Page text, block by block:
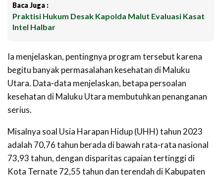
Baca Juga :
Praktisi Hukum Desak Kapolda Malut Evaluasi Kasat
Intel Halbar
Ia menjelaskan, pentingnya program tersebut karena
begitu banyak permasalahan kesehatan di Maluku
Utara. Data-data menjelaskan, betapa persoalan
kesehatan di Maluku Utara membutuhkan penanganan
serius.
Misalnya soal Usia Harapan Hidup (UHH) tahun 2023
adalah 70,76 tahun berada di bawah rata-rata nasional
73,93 tahun, dengan disparitas capaian tertinggi di
Kota Ternate 72,55 tahun dan terendah di Kabupaten